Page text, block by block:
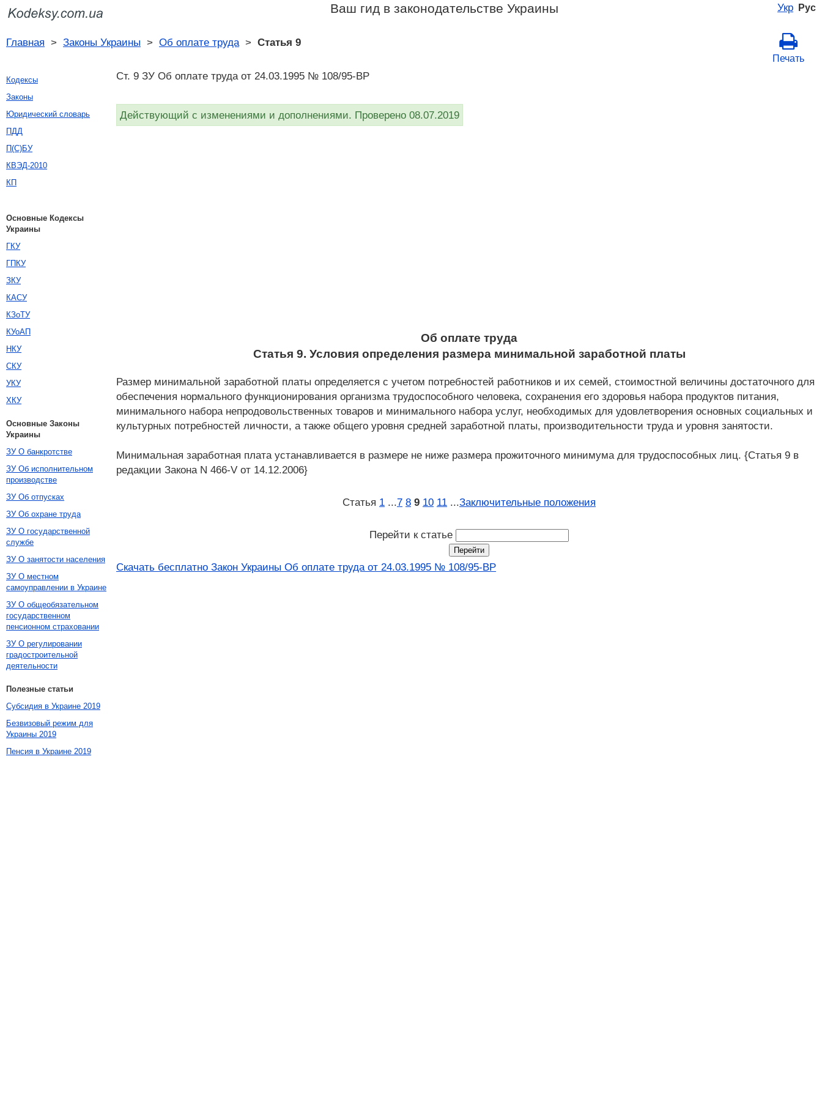
Укр Рус
Ваш гид в законодательстве Украины
Главная > Законы Украины > Об оплате труда> Статья 9
Печать
Ст. 9 ЗУ Об оплате труда от 24.03.1995 № 108/95-ВР
Действующий с изменениями и дополнениями. Проверено 08.07.2019
Об оплате труда
Статья 9. Условия определения размера минимальной заработной платы
Размер минимальной заработной платы определяется с учетом потребностей работников и их семей, стоимостной величины достаточного для
обеспечения нормального функционирования организма трудоспособного человека, сохранения его здоровья набора продуктов питания,
минимального набора непродовольственных товаров и минимального набора услуг, необходимых для удовлетворения основных социальных и
культурных потребностей личности, а также общего уровня средней заработной платы, производительности труда и уровня занятости.
Минимальная заработная плата устанавливается в размере не ниже размера прожиточного минимума для трудоспособных лиц. {Статья 9 в
редакции Закона N 466-V от 14.12.2006}
Статья 1 ...7 8 9 10 11 ...Заключительные положения
Перейти к статье
Скачать бесплатно Закон Украины Об оплате труда от 24.03.1995 № 108/95-ВР
Кодексы
Законы
Юридический словарь
ПДД
П(С)БУ
КВЭД-2010
КП
Основные Кодексы
Украины
ГКУ
ГПКУ
ЗКУ
КАСУ
КЗоТУ
КУоАП
НКУ
СКУ
УКУ
ХКУ
Основные Законы
Украины
ЗУ О банкротстве
ЗУ Об исполнительном
производстве
ЗУ Об отпусках
ЗУ Об охране труда
ЗУ О государственной
службе
ЗУ О занятости населения
ЗУ О местном
самоуправлении в Украине
ЗУ О общеобязательном
государственном
пенсионном страховании
ЗУ О регулировании
градостроительной
деятельности
Полезные статьи
Субсидия в Украине 2019
Безвизовый режим для
Украины 2019
Пенсия в Украине 2019